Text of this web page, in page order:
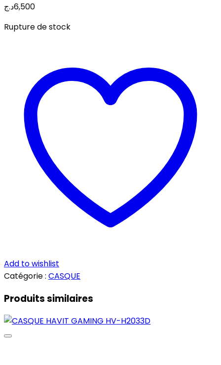
6,500د.ج
Rupture de stock
Add to wishlist
Catégorie : CASQUE
Produits similaires